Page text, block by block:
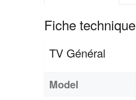
Fiche technique
TV Général
Model